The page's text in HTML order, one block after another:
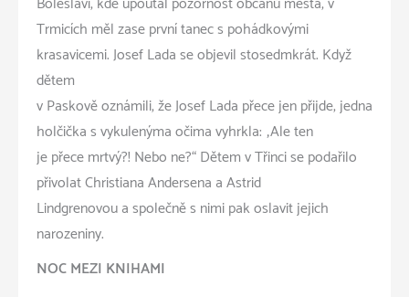
Trmicích měl zase první tanec s pohádkovými
krasavicemi. Josef Lada se objevil stosedmkrát. Když
dětem
v Paskově oznámili, že Josef Lada přece jen přijde, jedna
holčička s vykulenýma očima vyhrkla: „Ale ten
je přece mrtvý?! Nebo ne?“ Dětem v Třinci se podařilo
přivolat Christiana Andersena a Astrid
Lindgrenovou a společně s nimi pak oslavit jejich
narozeniny.
NOC MEZI KNIHAMI